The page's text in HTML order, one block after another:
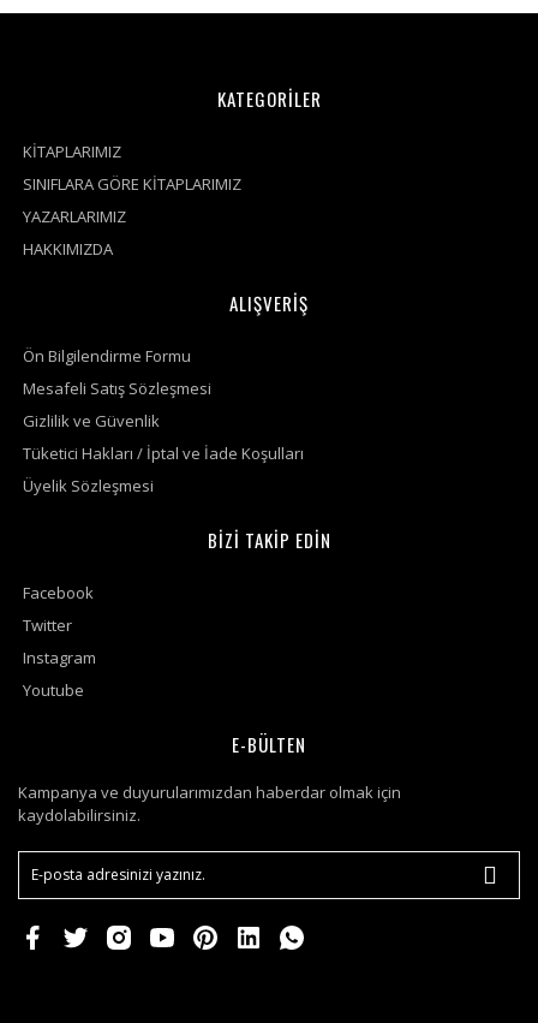
KATEGORİLER
KİTAPLARIMIZ
SINIFLARA GÖRE KİTAPLARIMIZ
YAZARLARIMIZ
HAKKIMIZDA
ALIŞVERİŞ
Ön Bilgilendirme Formu
Mesafeli Satış Sözleşmesi
Gizlilik ve Güvenlik
Tüketici Hakları / İptal ve İade Koşulları
Üyelik Sözleşmesi
BİZİ TAKİP EDİN
Facebook
Twitter
Instagram
Youtube
E-BÜLTEN
Kampanya ve duyurularımızdan haberdar olmak için
kaydolabilirsiniz.